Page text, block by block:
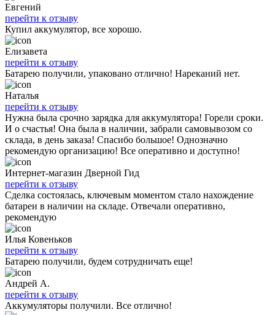
Евгений
перейти к отзыву
Купил аккумулятор, все хорошо.
Елизавета
перейти к отзыву
Батарею получили, упаковано отлично! Нареканий нет.
Наталья
перейти к отзыву
Нужна была срочно зарядка для аккумулятора! Горели сроки.
И о счастья! Она была в наличии, забрали самовывозом со
склада, в день заказа! Спасибо большое! Однозначно
рекомендую организацию! Все оперативно и доступно!
Интернет-магазин Дверной Гид
перейти к отзыву
Сделка состоялась, ключевым моментом стало нахождение
батареи в наличии на складе. Отвечали оперативно,
рекомендую
Илья Ковеньков
перейти к отзыву
Батарею получили, будем сотрудничать еще!
Андрей А.
перейти к отзыву
Аккумуляторы получили. Все отлично!